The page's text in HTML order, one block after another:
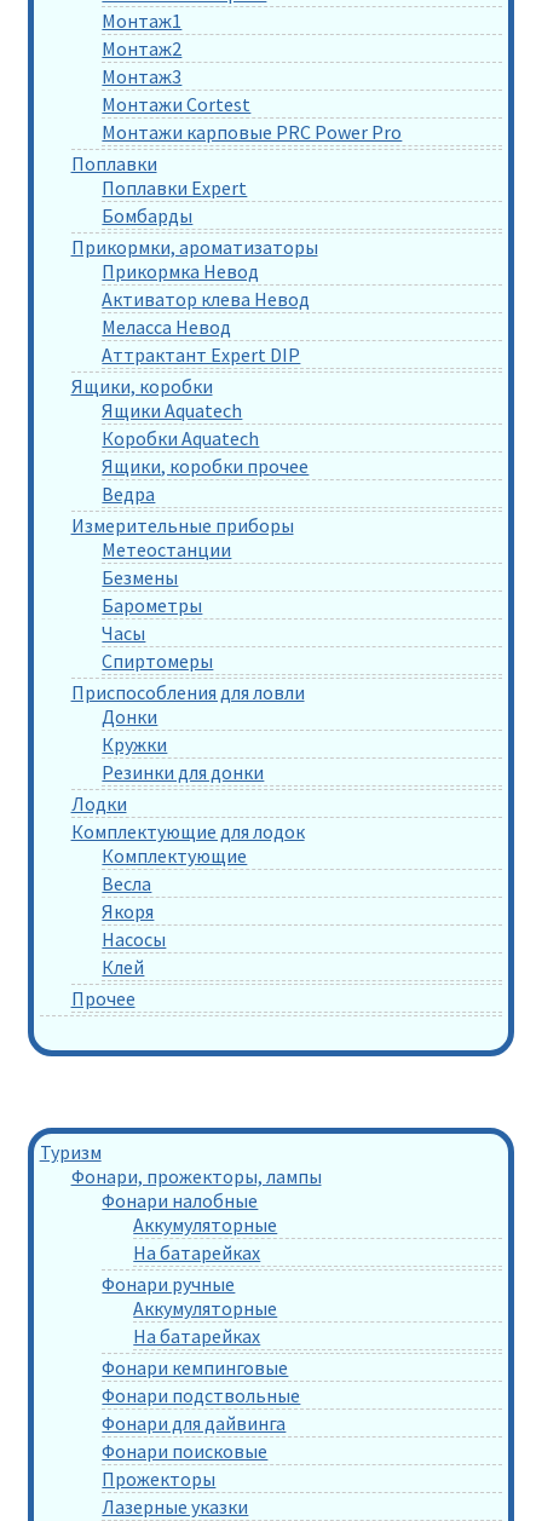
Монтаж1
Монтаж2
Монтаж3
Монтажи Cortest
Монтажи карповые PRC Power Pro
Поплавки
Поплавки Expert
Бомбарды
Прикормки, ароматизаторы
Прикормка Невод
Активатор клева Невод
Меласса Невод
Аттрактант Expert DIP
Ящики, коробки
Ящики Aquatech
Коробки Aquatech
Ящики, коробки прочее
Ведра
Измерительные приборы
Метеостанции
Безмены
Барометры
Часы
Спиртомеры
Приспособления для ловли
Донки
Кружки
Резинки для донки
Лодки
Комплектующие для лодок
Комплектующие
Весла
Якоря
Насосы
Клей
Прочее
Туризм
Фонари, прожекторы, лампы
Фонари налобные
Аккумуляторные
На батарейках
Фонари ручные
Аккумуляторные
На батарейках
Фонари кемпинговые
Фонари подствольные
Фонари для дайвинга
Фонари поисковые
Прожекторы
Лазерные указки